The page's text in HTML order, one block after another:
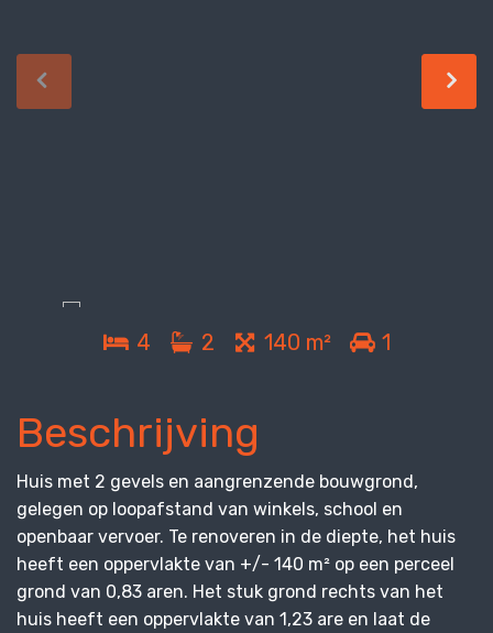
4 2 140 m² 1
Beschrijving
Huis met 2 gevels en aangrenzende bouwgrond,
gelegen op loopafstand van winkels, school en
openbaar vervoer. Te renoveren in de diepte, het huis
heeft een oppervlakte van +/- 140 m² op een perceel
grond van 0,83 aren. Het stuk grond rechts van het
huis heeft een oppervlakte van 1,23 are en laat de